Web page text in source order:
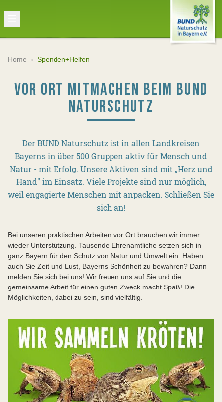
Home › Spenden+Helfen
VOR ORT MITMACHEN BEIM BUND
NATURSCHUTZ
Der BUND Naturschutz ist in allen Landkreisen
Bayerns in über 500 Gruppen aktiv für Mensch und
Natur - mit Erfolg. Unsere Aktiven sind mit „Herz und
Hand" im Einsatz. Viele Projekte sind nur möglich,
weil engagierte Menschen mit anpacken. Schließen Sie
sich an!
Bei unseren praktischen Arbeiten vor Ort brauchen wir immer
wieder Unterstützung. Tausende Ehrenamtliche setzen sich in
ganz Bayern für den Schutz von Natur und Umwelt ein. Haben
auch Sie Zeit und Lust, Bayerns Schönheit zu bewahren? Dann
melden Sie sich bei uns! Wir freuen uns auf Sie und die
gemeinsame Arbeit für einen guten Zweck macht Spaß! Die
Möglichkeiten, dabei zu sein, sind vielfältig.